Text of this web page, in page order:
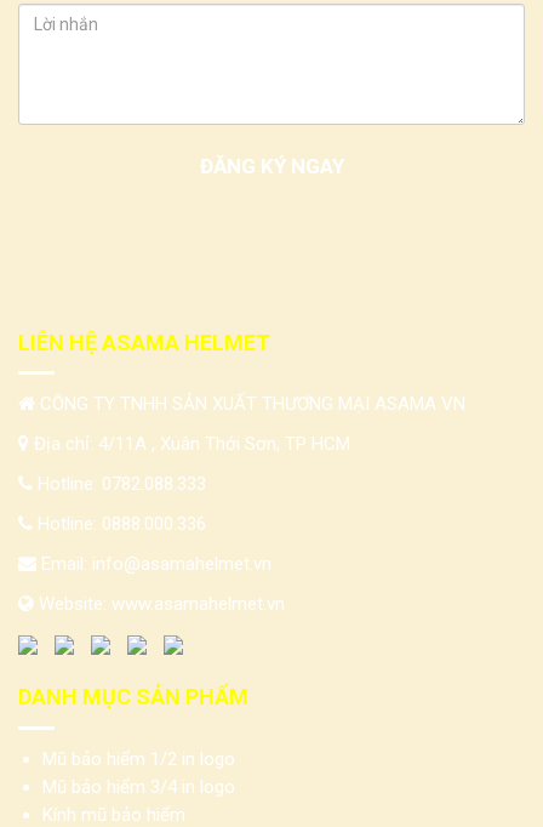
LIÊN HỆ ASAMA HELMET
CÔNG TY TNHH SẢN XUẤT THƯƠNG MẠI ASAMA VN
Địa chỉ: 4/11A , Xuân Thới Sơn, TP HCM
Hotline: 0782.088.333
Hotline: 0888.000.336
Email: info@asamahelmet.vn
Website: www.asamahelmet.vn
DANH MỤC SẢN PHẨM
Mũ bảo hiểm 1/2 in logo
Mũ bảo hiểm 3/4 in logo
Kính mũ bảo hiểm